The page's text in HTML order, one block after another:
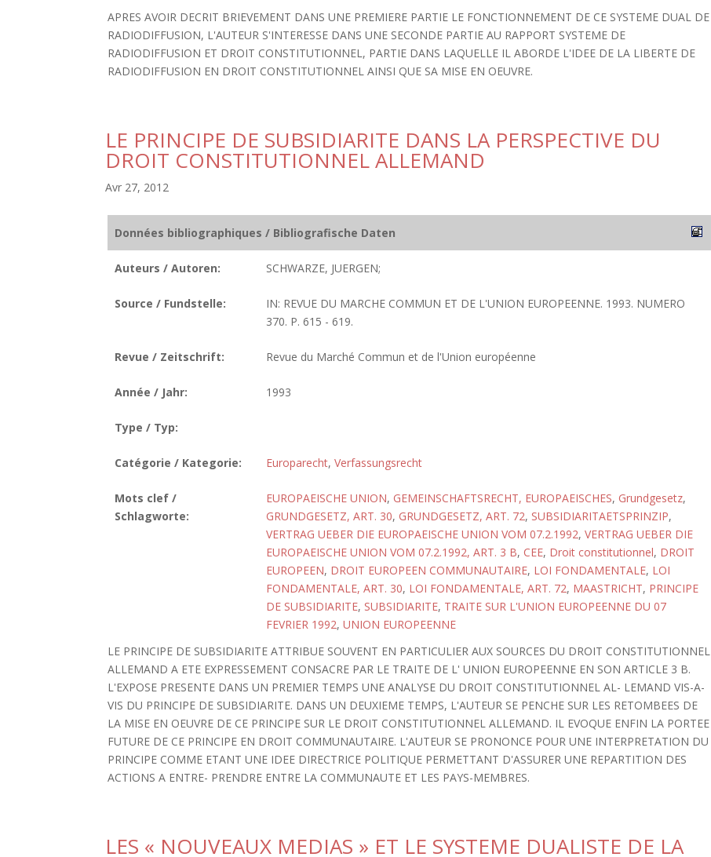
APRES AVOIR DECRIT BRIEVEMENT DANS UNE PREMIERE PARTIE LE FONCTIONNEMENT DE CE SYSTEME DUAL DE
RADIODIFFUSION, L'AUTEUR S'INTERESSE DANS UNE SECONDE PARTIE AU RAPPORT SYSTEME DE
RADIODIFFUSION ET DROIT CONSTITUTIONNEL, PARTIE DANS LAQUELLE IL ABORDE L'IDEE DE LA LIBERTE DE
RADIODIFFUSION EN DROIT CONSTITUTIONNEL AINSI QUE SA MISE EN OEUVRE.
LE PRINCIPE DE SUBSIDIARITE DANS LA PERSPECTIVE DU
DROIT CONSTITUTIONNEL ALLEMAND
Avr 27, 2012
Données bibliographiques / Bibliografische Daten
Auteurs / Autoren: SCHWARZE, JUERGEN;
Source / Fundstelle:
IN: REVUE DU MARCHE COMMUN ET DE L'UNION EUROPEENNE. 1993. NUMERO
370. P. 615 - 619.
Revue / Zeitschrift: Revue du Marché Commun et de l'Union européenne
Année / Jahr: 1993
Type / Typ:
Catégorie / Kategorie: Europarecht, Verfassungsrecht
Mots clef /
Schlagworte:
EUROPAEISCHE UNION, GEMEINSCHAFTSRECHT, EUROPAEISCHES, Grundgesetz,
GRUNDGESETZ, ART. 30, GRUNDGESETZ, ART. 72, SUBSIDIARITAETSPRINZIP,
VERTRAG UEBER DIE EUROPAEISCHE UNION VOM 07.2.1992, VERTRAG UEBER DIE
EUROPAEISCHE UNION VOM 07.2.1992, ART. 3 B, CEE, Droit constitutionnel, DROIT
EUROPEEN, DROIT EUROPEEN COMMUNAUTAIRE, LOI FONDAMENTALE, LOI
FONDAMENTALE, ART. 30, LOI FONDAMENTALE, ART. 72, MAASTRICHT, PRINCIPE
DE SUBSIDIARITE, SUBSIDIARITE, TRAITE SUR L'UNION EUROPEENNE DU 07
FEVRIER 1992, UNION EUROPEENNE
LE PRINCIPE DE SUBSIDIARITE ATTRIBUE SOUVENT EN PARTICULIER AUX SOURCES DU DROIT CONSTITUTIONNEL
ALLEMAND A ETE EXPRESSEMENT CONSACRE PAR LE TRAITE DE L' UNION EUROPEENNE EN SON ARTICLE 3 B.
L'EXPOSE PRESENTE DANS UN PREMIER TEMPS UNE ANALYSE DU DROIT CONSTITUTIONNEL AL- LEMAND VIS-A-
VIS DU PRINCIPE DE SUBSIDIARITE. DANS UN DEUXIEME TEMPS, L'AUTEUR SE PENCHE SUR LES RETOMBEES DE
LA MISE EN OEUVRE DE CE PRINCIPE SUR LE DROIT CONSTITUTIONNEL ALLEMAND. IL EVOQUE ENFIN LA PORTEE
FUTURE DE CE PRINCIPE EN DROIT COMMUNAUTAIRE. L'AUTEUR SE PRONONCE POUR UNE INTERPRETATION DU
PRINCIPE COMME ETANT UNE IDEE DIRECTRICE POLITIQUE PERMETTANT D'ASSURER UNE REPARTITION DES
ACTIONS A ENTRE- PRENDRE ENTRE LA COMMUNAUTE ET LES PAYS-MEMBRES.
LES « NOUVEAUX MEDIAS » ET LE SYSTEME DUALISTE DE LA